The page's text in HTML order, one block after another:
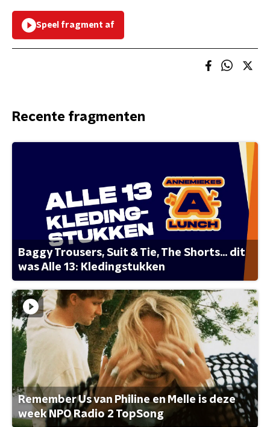
Speel fragment af
Recente fragmenten
Baggy Trousers, Suit & Tie, The Shorts... dit
was Alle 13: Kledingstukken
Remember Us van Philine en Melle is deze
week NPO Radio 2 TopSong